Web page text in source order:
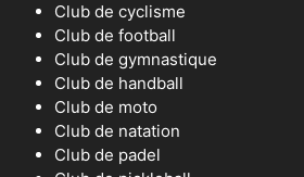
Club de cyclisme
Club de football
Club de gymnastique
Club de handball
Club de moto
Club de natation
Club de padel